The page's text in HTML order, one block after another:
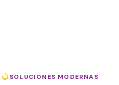
SOLUCIONES MODERNAS